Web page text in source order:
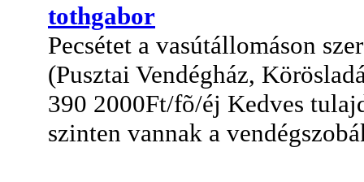
tothgabor
Pecsétet a vasútállomáson
(Pusztai Vendégház,
390 2000Ft/fõ/éj Kedves
szinten vannak a